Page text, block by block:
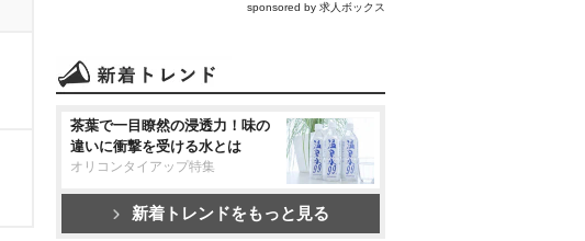
sponsored by 求人ボックス
茶葉で一目瞭然の浸透力！味の
違いに衝撃を受ける水とは
オリコンタイアップ特集
新着トレンドをもっと見る